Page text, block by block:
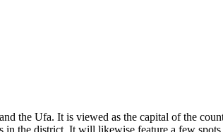
the Ufa. It is viewed as the capital of the
the district. It will likewise feature a few spots